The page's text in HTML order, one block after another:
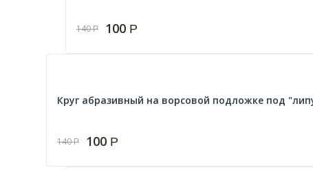
140Р 100 Р
Круг абразивный на ворсовой подложке под
140Р 100 Р